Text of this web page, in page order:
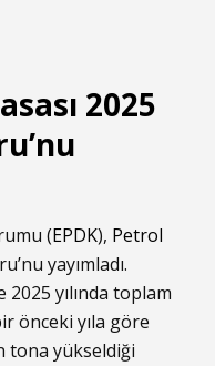
2025
(EPDK), Petrol
yayımladı.
yılında toplam
önceki yıla göre
tona yükseldiği